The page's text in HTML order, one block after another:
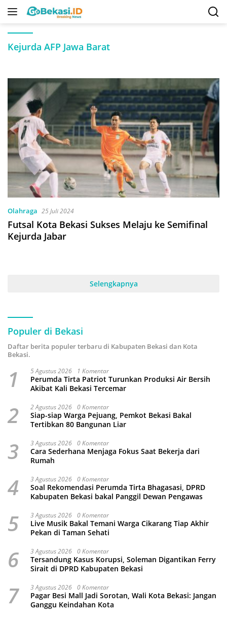
Langsung
Kejurda AFP Jawa Barat
Olahraga 25 Juli 2024
Futsal Kota Bekasi Sukses Melaju ke Semifinal
Kejurda Jabar
Selengkapnya
Populer di Bekasi
Daftar berita populer terbaru di Kabupaten Bekasi dan Kota
Bekasi.
1 5 Agustus 2026 1 Komentar
Perumda Tirta Patriot Turunkan Produksi Air Bersih
Akibat Kali Bekasi Tercemar
2 2 Agustus 2026 0 Komentar
Siap-siap Warga Pejuang, Pemkot Bekasi Bakal
Tertibkan 80 Bangunan Liar
3 3 Agustus 2026 0 Komentar
Cara Sederhana Menjaga Fokus Saat Bekerja dari
Rumah
4 3 Agustus 2026 0 Komentar
Soal Rekomendasi Perumda Tirta Bhagasasi, DPRD
Kabupaten Bekasi bakal Panggil Dewan Pengawas
5 3 Agustus 2026 0 Komentar
Live Musik Bakal Temani Warga Cikarang Tiap Akhir
Pekan di Taman Sehati
6 3 Agustus 2026 0 Komentar
Tersandung Kasus Korupsi, Soleman Digantikan Ferry
Sirait di DPRD Kabupaten Bekasi
7 3 Agustus 2026 0 Komentar
Pagar Besi Mall Jadi Sorotan, Wali Kota Bekasi: Jangan
Ganggu Keindahan Kota